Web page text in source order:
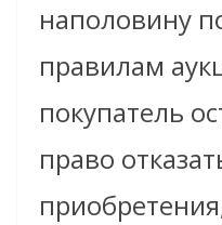
наполовину
правилам
покупатель
право